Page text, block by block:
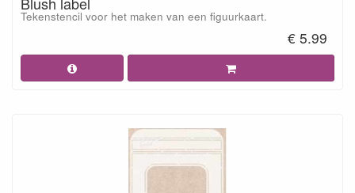
Tekenstencil voor het maken van een figuurkaart.
€ 5.99